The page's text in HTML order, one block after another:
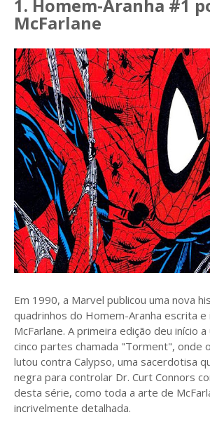
1. Homem-Aranha #1
McFarlane
Em 1990, a Marvel publicou uma nova
quadrinhos do Homem-Aranha escrita
McFarlane. A primeira edição deu início
cinco partes chamada "Torment", onde
lutou contra Calypso, uma sacerdotisa
negra para controlar Dr. Curt Connors
desta série, como toda a arte de
incrivelmente detalhada.